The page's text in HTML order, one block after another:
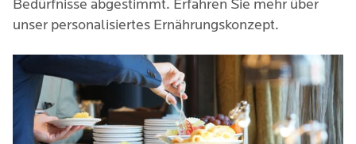
Bedürfnisse abgestimmt. Erfahren Sie mehr über
unser personalisiertes Ernährungskonzept.